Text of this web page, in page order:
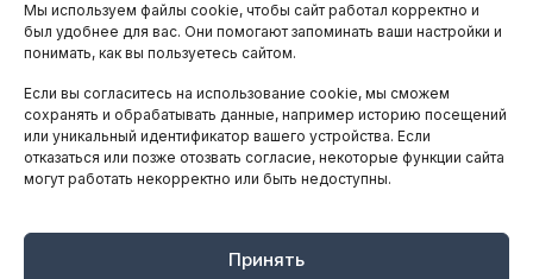
Мы используем файлы cookie, чтобы сайт работал корректно и
был удобнее для вас. Они помогают запоминать ваши настройки и
понимать, как вы пользуетесь сайтом.
Если вы согласитесь на использование cookie, мы сможем
сохранять и обрабатывать данные, например историю посещений
или уникальный идентификатор вашего устройства. Если
отказаться или позже отозвать согласие, некоторые функции сайта
могут работать некорректно или быть недоступны.
Принять
АНАЛИТИКА И СТАТИСТИКА
ARTICLES IN ENGLISH
НАВИГАЦИЯ